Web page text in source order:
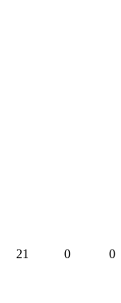
21 0 0